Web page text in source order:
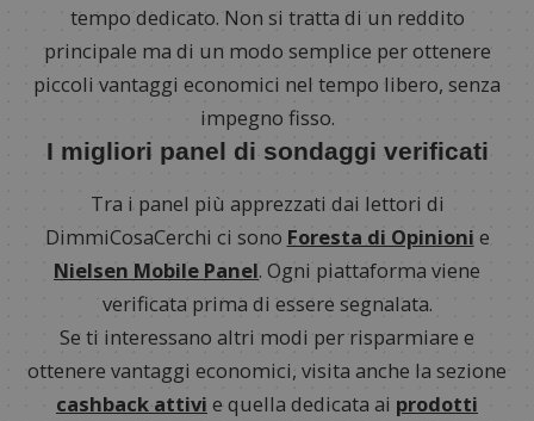
tempo dedicato. Non si tratta di un reddito
principale ma di un modo semplice per ottenere
piccoli vantaggi economici nel tempo libero, senza
impegno fisso.
I migliori panel di sondaggi verificati
Tra i panel più apprezzati dai lettori di
DimmiCosaCerchi ci sono Foresta di Opinioni e
Nielsen Mobile Panel. Ogni piattaforma viene
verificata prima di essere segnalata.
Se ti interessano altri modi per risparmiare e
ottenere vantaggi economici, visita anche la sezione
cashback attivi e quella dedicata ai prodotti